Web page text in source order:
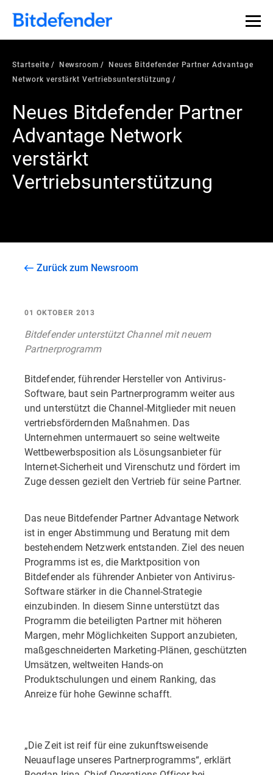
Startseite Newsroom
Neues Bitdefender Partner Advantage
Network verstärkt Vertriebsunterstützung
Neues Bitdefender Partner
Advantage Network
verstärkt
Vertriebsunterstützung
Zurück zum Newsroom
01 OKTOBER 2013
Bitdefender unterstützt Channel mit neuem
Partnerprogramm
Bitdefender, führender Hersteller von Antivirus-
Software, baut sein Partnerprogramm weiter aus
und unterstützt die Channel-Mitglieder mit neuen
vertriebsfördernden Maßnahmen. Das
Unternehmen untermauert so seine weltweite
Wettbewerbsposition als Lösungsanbieter für
Internet-Sicherheit und Virenschutz und fördert im
Zuge dessen gezielt den Vertrieb für seine Partner.
Das neue Bitdefender Partner Advantage Network
ist in enger Abstimmung und Beratung mit dem
bestehendem Netzwerk entstanden. Ziel des neuen
Programms ist es, die Marktposition von
Bitdefender als führender Anbieter von Antivirus-
Software stärker in die Channel-Strategie
einzubinden. In diesem Sinne unterstützt das
Programm die beteiligten Partner mit höheren
Margen, mehr Möglichkeiten Support anzubieten,
maßgeschneiderten Marketing-Plänen, geschützten
Umsätzen, weltweiten Hands-on
Produktschulungen und einem Ranking, das
Anreize für hohe Gewinne schafft.
„Die Zeit ist reif für eine zukunftsweisende
Neuauflage unseres Partnerprogramms“, erklärt